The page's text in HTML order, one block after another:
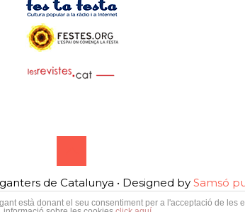
de Catalunya • Designed by Samsó
està donant el seu consentiment per a l'acceptació de les